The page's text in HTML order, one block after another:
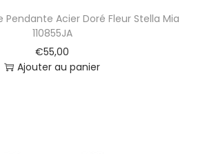
Pendante Acier Doré Fleur Stella Mia
110855JA
€55,00
Ajouter au panier